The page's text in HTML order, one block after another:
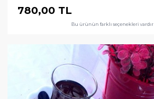
780,00 TL
Bu ürünün farklı seçenekleri vardır